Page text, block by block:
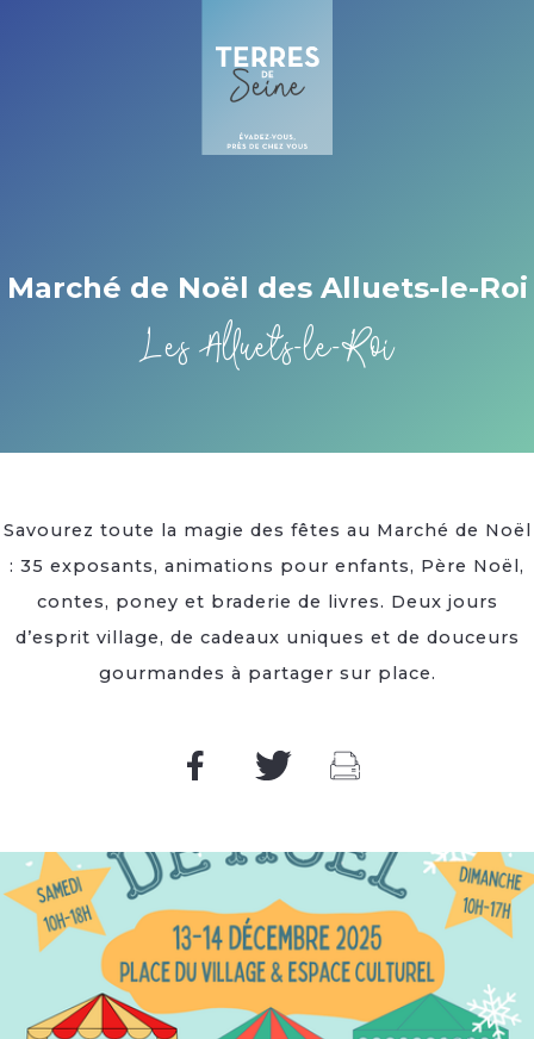
Marché de Noël des Alluets-le-Roi
Les Alluets-le-Roi
Savourez toute la magie des fêtes au Marché de Noël
: 35 exposants, animations pour enfants, Père Noël,
contes, poney et braderie de livres. Deux jours
d’esprit village, de cadeaux uniques et de douceurs
gourmandes à partager sur place.